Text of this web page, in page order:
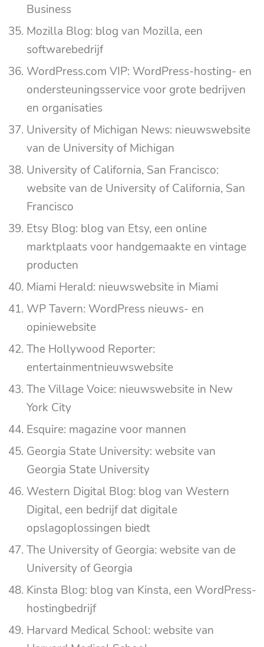
Business
Mozilla Blog: blog van Mozilla, een
softwarebedrijf
WordPress.com VIP: WordPress-hosting- en
ondersteuningsservice voor grote bedrijven
en organisaties
University of Michigan News: nieuwswebsite
van de University of Michigan
University of California, San Francisco:
website van de University of California, San
Francisco
Etsy Blog: blog van Etsy, een online
marktplaats voor handgemaakte en vintage
producten
Miami Herald: nieuwswebsite in Miami
WP Tavern: WordPress nieuws- en
opiniewebsite
The Hollywood Reporter:
entertainmentnieuwswebsite
The Village Voice: nieuwswebsite in New
York City
Esquire: magazine voor mannen
Georgia State University: website van
Georgia State University
Western Digital Blog: blog van Western
Digital, een bedrijf dat digitale
opslagoplossingen biedt
The University of Georgia: website van de
University of Georgia
Kinsta Blog: blog van Kinsta, een WordPress-
hostingbedrijf
Harvard Medical School: website van